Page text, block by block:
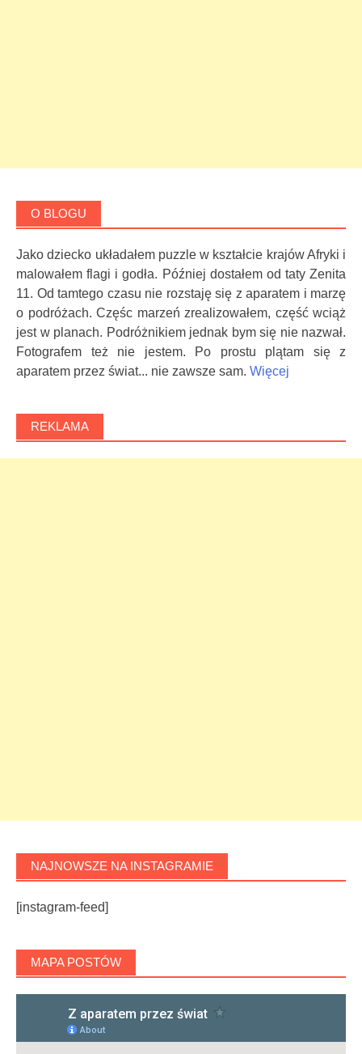
O BLOGU
Jako dziecko układałem puzzle w kształcie krajów Afryki i
malowałem flagi i godła. Później dostałem od taty Zenita
11. Od tamtego czasu nie rozstaję się z aparatem i marzę
o podróżach. Częśc marzeń zrealizowałem, część wciąż
jest w planach. Podróżnikiem jednak bym się nie nazwał.
Fotografem też nie jestem. Po prostu plątam się z
aparatem przez świat... nie zawsze sam. Więcej
REKLAMA
NAJNOWSZE NA INSTAGRAMIE
[instagram-feed]
MAPA POSTÓW